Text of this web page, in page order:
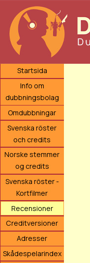
Startsida
Info om
dubbningsbolag
Omdubbningar
Svenska röster
och credits
Norske stemmer
og credits
Svenska röster -
Kortfilmer
Recensioner
Creditversioner
Adresser
Skådespelarindex